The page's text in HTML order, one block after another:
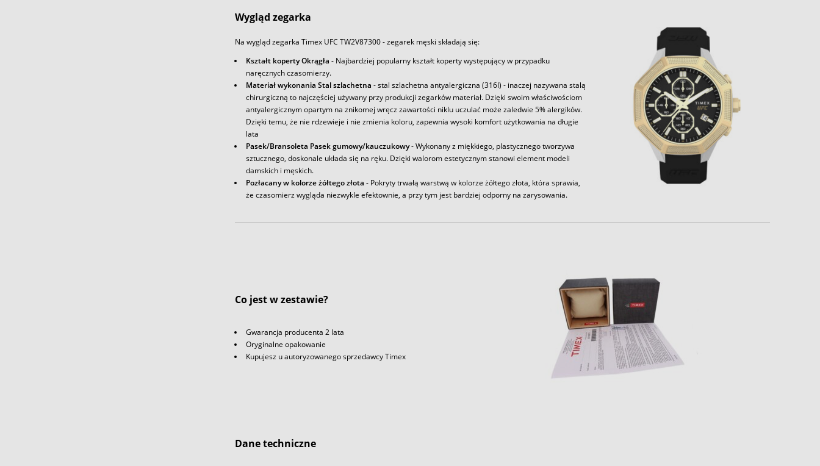
Wygląd zegarka
Na wygląd zegarka Timex UFC TW2V87300 - zegarek męski składają się:
Kształt koperty Okrągła - Najbardziej popularny kształt koperty występujący w przypadku
naręcznych czasomierzy.
Materiał wykonania Stal szlachetna - stal szlachetna antyalergiczna (316l) - inaczej nazywana stalą
chirurgiczną to najczęściej używany przy produkcji zegarków materiał. Dzięki swoim właściwościom
antyalergicznym opartym na znikomej wręcz zawartości niklu uczulać może zaledwie 5% alergików.
Dzięki temu, że nie rdzewieje i nie zmienia koloru, zapewnia wysoki komfort użytkowania na długie
lata
Pasek/Bransoleta Pasek gumowy/kauczukowy- Wykonany z miękkiego, plastycznego tworzywa
sztucznego, doskonale układa się na ręku. Dzięki walorom estetycznym stanowi element modeli
damskich i męskich.
Pozłacany w kolorze żółtego złota - Pokryty trwałą warstwą w kolorze żółtego złota, która sprawia,
że czasomierz wygląda niezwykle efektownie, a przy tym jest bardziej odporny na zarysowania.
Co jest w zestawie?
Gwarancja producenta 2 lata
Oryginalne opakowanie
Kupujesz u autoryzowanego sprzedawcy Timex
Dane techniczne